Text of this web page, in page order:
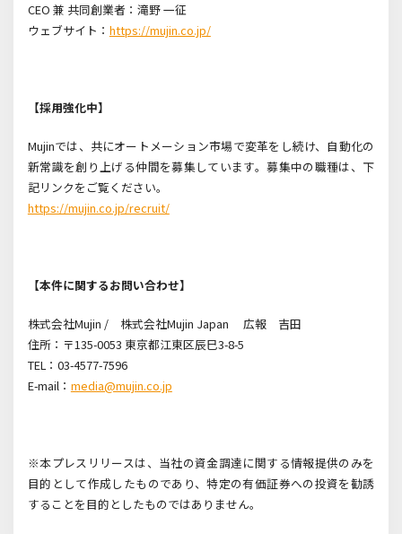
CEO 兼 共同創業者：滝野 一征
ウェブサイト： https://mujin.co.jp/
【採用強化中】
Mujinでは、共にオートメーション市場で変革をし続け、自動化の
新常識を創り上げる仲間を募集しています。募集中の職種は、下
記リンクをご覧ください。
https://mujin.co.jp/recruit/
【本件に関するお問い合わせ】
株式会社Mujin /株式会社Mujin Japan 広報 吉田
住所：〒135-0053 東京都江東区辰巳3-8-5
TEL： 03-4577-7596
E-mail： media@mujin.co.jp
※本プレスリリースは、当社の資金調達に関する情報提供のみを
目的として作成したものであり、特定の有価証券への投資を勧誘
することを目的としたものではありません。